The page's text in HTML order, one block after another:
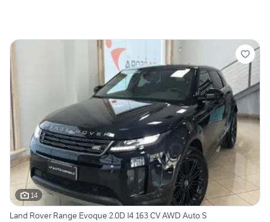
14
Land Rover Range Evoque 2.0D I4 163 CV AWD Auto S